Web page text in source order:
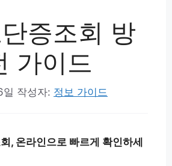
증조회 방
가이드
작성자: 정보 가이드
, 온라인으로 빠르게 확인하세